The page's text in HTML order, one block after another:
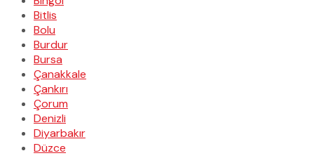
Bitlis
Bolu
Burdur
Bursa
Çanakkale
Çankırı
Çorum
Denizli
Diyarbakır
Düzce